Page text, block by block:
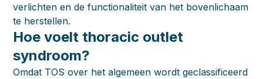
verlichten en de functionaliteit van het bovenlichaam
te herstellen.
Hoe voelt thoracic outlet
syndroom?
Omdat TOS over het algemeen wordt geclassificeerd